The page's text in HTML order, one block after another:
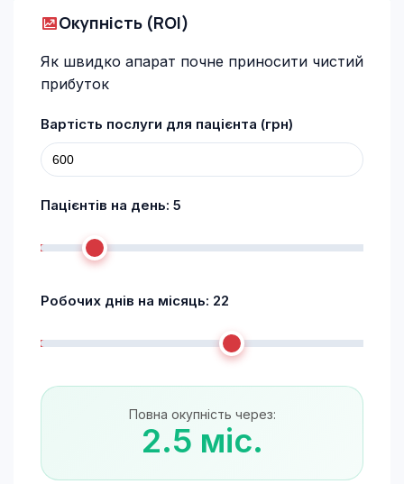
Окупність (ROI)
Як швидко апарат почне приносити чистий
прибуток
Вартість послуги для пацієнта (грн)
Пацієнтів на день: 5
Робочих днів на місяць: 22
Повна окупність через:
2.5 міс.